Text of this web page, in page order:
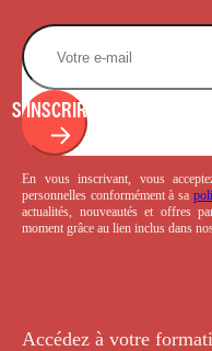
S'INSCRIRE
En vous inscrivant, vous
personnelles conformément à sa
actualités, nouveautés et offres
moment grâce au lien inclus dans
Accédez à votre